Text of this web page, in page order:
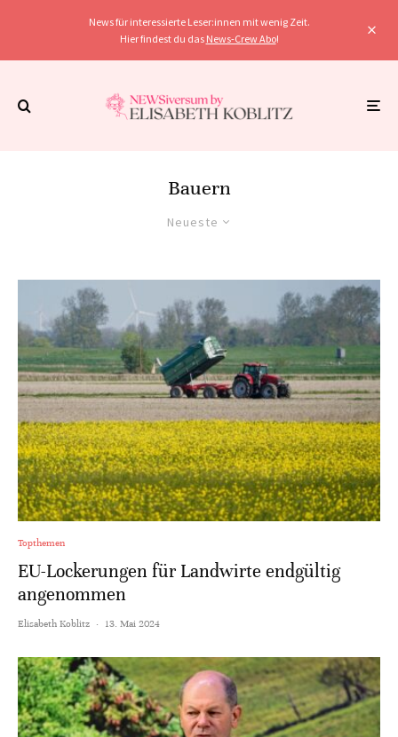
News für interessierte Leser:innen mit wenig Zeit.
Hier findest du das News-Crew Abo!
Bauern
Neueste
Topthemen
EU-Lockerungen für Landwirte endgültig
angenommen
Elisabeth Koblitz · 13. Mai 2024